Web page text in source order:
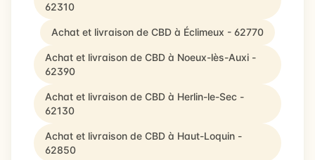
62310
Achat et livraison de CBD à Éclimeux - 62770
Achat et livraison de CBD à Noeux-lès-Auxi -
62390
Achat et livraison de CBD à Herlin-le-Sec -
62130
Achat et livraison de CBD à Haut-Loquin -
62850